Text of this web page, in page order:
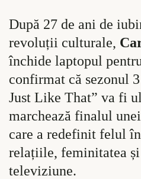
După 27 de ani de
revoluții culturale,
închide laptopul
confirmat că sezonul
Just Like That” va fi
marchează finalul
care a redefinit felul
relațiile, feminitatea
televiziune.